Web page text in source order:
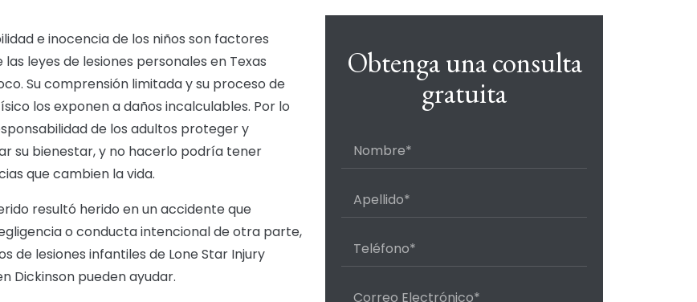
e inocencia de los niños son factores
leyes de lesiones personales en Texas
Su comprensión limitada y su proceso de
los exponen a daños incalculables. Por lo
de los adultos proteger y
su bienestar, y no hacerlo podría tener
que cambien la vida.
resultó herido en un accidente que
o conducta intencional de otra parte,
de lesiones infantiles de Lone Star Injury
Dickinson pueden ayudar.
Obtenga una consulta
gratuita